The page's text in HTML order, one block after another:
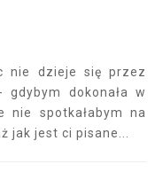
nie dzieje się przez
dokonała w
nie spotkałabym na
jak jest ci pisane...